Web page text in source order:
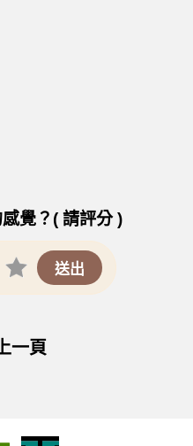
覺？( 請評分 )
一頁